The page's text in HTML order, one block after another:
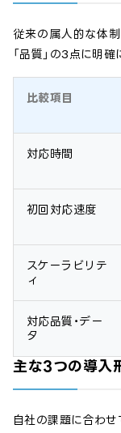
従来の属人的な体制
「品質」の3点に明確
比較項目
対応時間
初回対応速度
スケーラビリテ
ィ
対応品質・デー
タ
主な3つの導入
自社の課題に合わせ